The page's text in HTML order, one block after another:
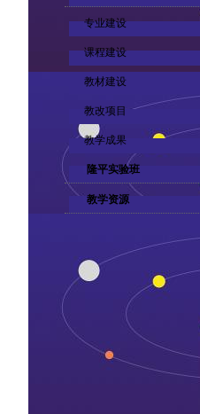
专业建设
课程建设
教材建设
教改项目
教学成果
隆平实验班
教学资源